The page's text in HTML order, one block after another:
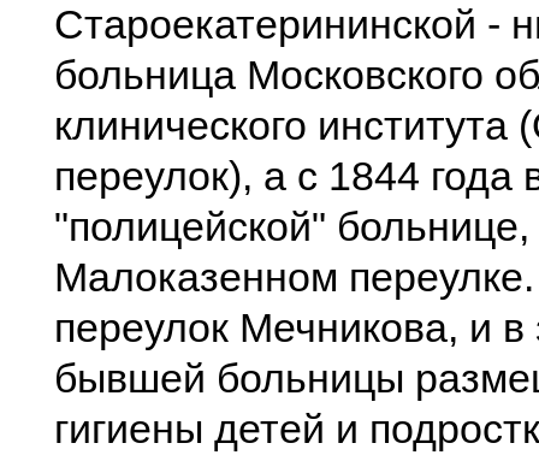
Староекатерининской -
больница Московского
клинического института
переулок), а с 1844 года
"полицейской" больнице,
Малоказенном
переулок Мечникова, и в
бывшей больницы
гигиены детей и